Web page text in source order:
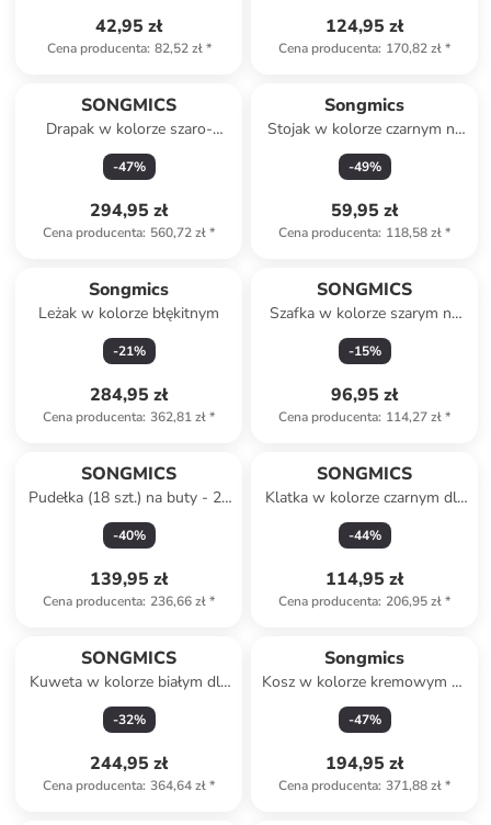
42,95 zł
Cena producenta: 82,52 zł*
124,95 zł
Cena producenta: 170,82 zł*
SONGMICS
Drapak w kolorze szaro-
kremowym - 60 x 206 x 50
cm
-47%
294,95 zł
Cena producenta: 560,72 zł*
Songmics
Stojak w kolorze czarnym na
parasole - 15,5 x 41 x 15,5 cm
-49%
59,95 zł
Cena producenta: 118,58 zł*
Songmics
Leżak w kolorze błękitnym
-21%
284,95 zł
Cena producenta: 362,81 zł*
SONGMICS
Szafka w kolorze szarym na
buty - 84 x 160 x 28 cm
-15%
96,95 zł
Cena producenta: 114,27 zł*
SONGMICS
Pudełka (18 szt.) na buty - 23
x 14,3 x 33,5 cm
-40%
139,95 zł
Cena producenta: 236,66 zł*
SONGMICS
Klatka w kolorze czarnym dla
zwierząt
-44%
114,95 zł
Cena producenta: 206,95 zł*
SONGMICS
Kuweta w kolorze białym dla
kota - 80 x 50 x 50 cm
-32%
244,95 zł
Cena producenta: 364,64 zł*
Songmics
Kosz w kolorze kremowym na
śmieci - 30 l
-47%
194,95 zł
Cena producenta: 371,88 zł*